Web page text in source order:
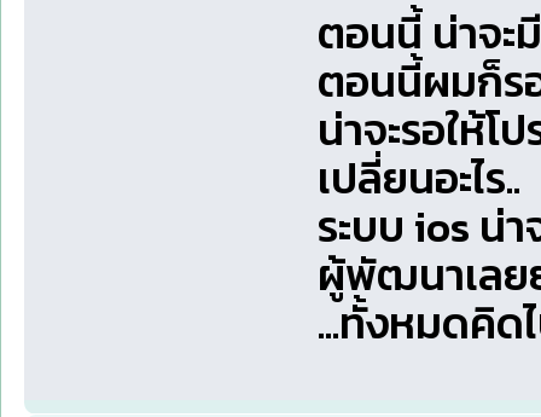
ตอนนี้ น่าจะ
ตอนนี้ผมก็ร
น่าจะรอให้โ
เปลี่ยนอะไร..
ระบบ ios น่
ผู้พัฒนาเลย
...ทั้งหมดคิด